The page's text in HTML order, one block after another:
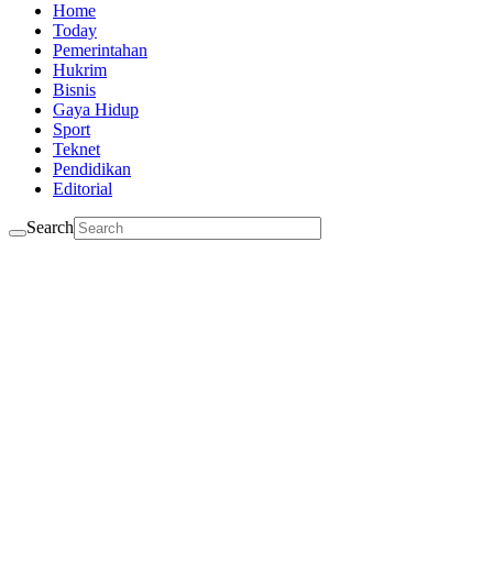
Home
Today
Pemerintahan
Hukrim
Bisnis
Gaya Hidup
Sport
Teknet
Pendidikan
Editorial
Search